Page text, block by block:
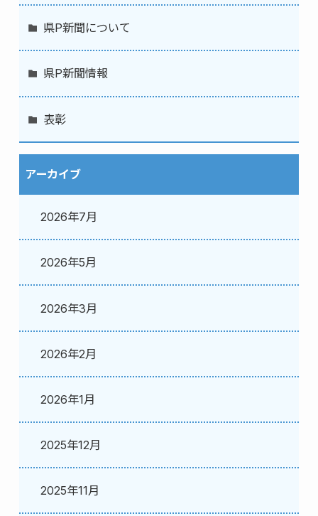
県P新聞について
県P新聞情報
表彰
アーカイブ
2026年7月
2026年5月
2026年3月
2026年2月
2026年1月
2025年12月
2025年11月